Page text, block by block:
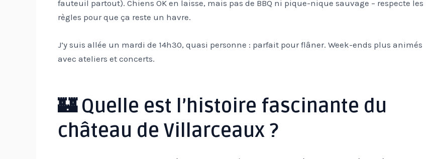
fauteuil partout). Chiens OK en laisse, mais pas de BBQ ni pique-nique sauvage – respecte les
règles pour que ça reste un havre.
J’y suis allée un mardi de 14h30, quasi personne : parfait pour flâner. Week-ends plus animés
avec ateliers et concerts.
🏰 Quelle est l’histoire fascinante du
château de Villarceaux ?